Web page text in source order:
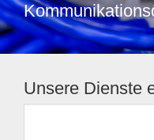
Unsere Dienste